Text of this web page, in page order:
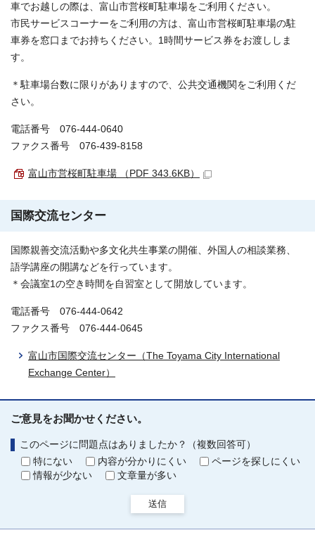
車でお越しの際は、富山市営桜町駐車場をご利用ください。
市民サービスコーナーをご利用の方は、富山市営桜町駐車場の駐
車券を窓口までお持ちください。1時間サービス券をお渡ししま
す。
＊駐車場台数に限りがありますので、公共交通機関をご利用くだ
さい。
電話番号 076-444-0640
ファクス番号 076-439-8158
富山市営桜町駐車場 （PDF 343.6KB）
国際交流センター
国際親善交流活動や多文化共生事業の開催、外国人の相談業務、
語学講座の開講などを行っています。
＊会議室1の空き時間を自習室として開放しています。
電話番号 076-444-0642
ファクス番号 076-444-0645
富山市国際交流センター（The Toyama City International
Exchange Center）
ご意見をお聞かせください。
このページに問題点はありましたか？（複数回答可）
特にない
内容が分かりにくい
ページを探しにくい
情報が少ない
文章量が多い
送信